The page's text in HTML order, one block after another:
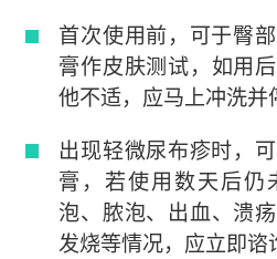
首次使用前，可于臀
膏作皮肤测试，如用
他不适，应马上冲洗并
出现轻微尿布疹时，
膏，若使用数天后仍
泡、脓泡、出血、溃
发烧等情况，应立即谘